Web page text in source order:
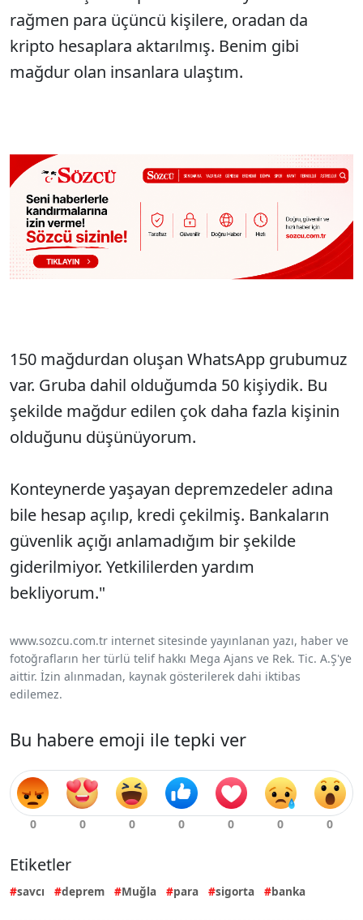
rağmen para üçüncü kişilere, oradan da
kripto hesaplara aktarılmış. Benim gibi
mağdur olan insanlara ulaştım.
150 mağdurdan oluşan WhatsApp grubumuz
var. Gruba dahil olduğumda 50 kişiydik. Bu
şekilde mağdur edilen çok daha fazla kişinin
olduğunu düşünüyorum.
Konteynerde yaşayan depremzedeler adına
bile hesap açılıp, kredi çekilmiş. Bankaların
güvenlik açığı anlamadığım bir şekilde
giderilmiyor. Yetkililerden yardım
bekliyorum."
www.sozcu.com.tr internet sitesinde yayınlanan yazı, haber ve
fotoğrafların her türlü telif hakkı Mega Ajans ve Rek. Tic. A.Ş'ye
aittir. İzin alınmadan, kaynak gösterilerek dahi iktibas
edilemez.
Bu habere emoji ile tepki ver
Etiketler
savcı deprem Muğla para sigorta banka